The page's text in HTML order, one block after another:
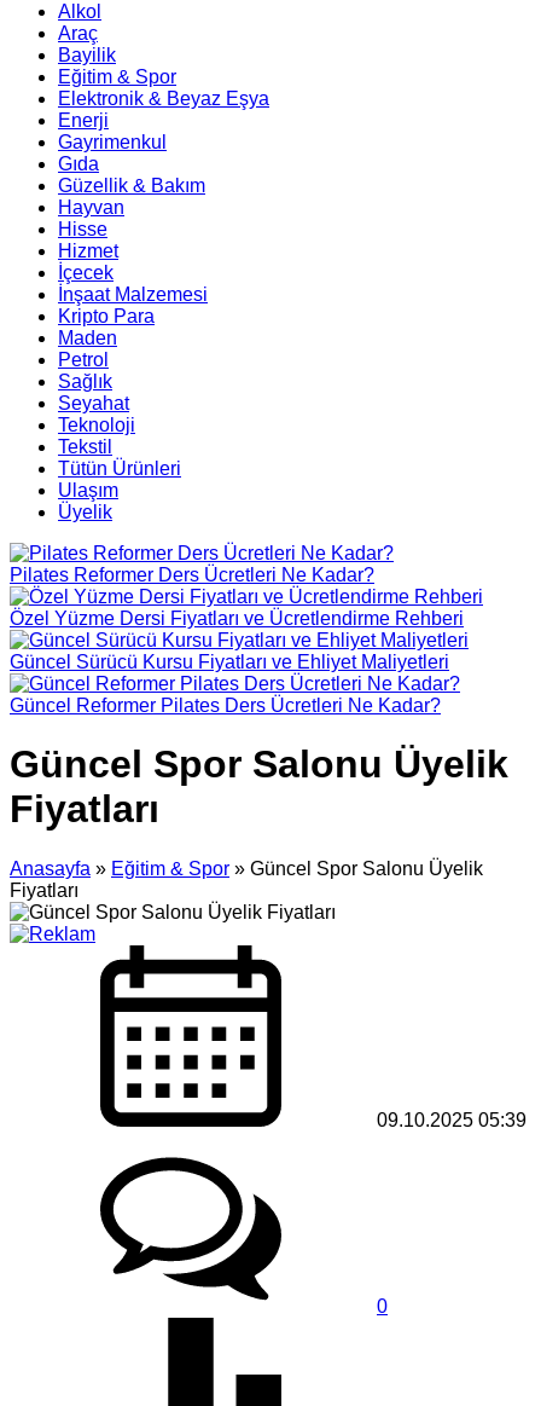
Alkol
Araç
Bayilik
Eğitim & Spor
Elektronik & Beyaz Eşya
Enerji
Gayrimenkul
Gıda
Güzellik & Bakım
Hayvan
Hisse
Hizmet
İçecek
İnşaat Malzemesi
Kripto Para
Maden
Petrol
Sağlık
Seyahat
Teknoloji
Tekstil
Tütün Ürünleri
Ulaşım
Üyelik
Pilates Reformer Ders Ücretleri Ne Kadar?
Özel Yüzme Dersi Fiyatları ve Ücretlendirme Rehberi
Güncel Sürücü Kursu Fiyatları ve Ehliyet Maliyetleri
Güncel Reformer Pilates Ders Ücretleri Ne Kadar?
Güncel Spor Salonu Üyelik
Fiyatları
Anasayfa » Eğitim & Spor » Güncel Spor Salonu Üyelik
Fiyatları
09.10.2025 05:39
0